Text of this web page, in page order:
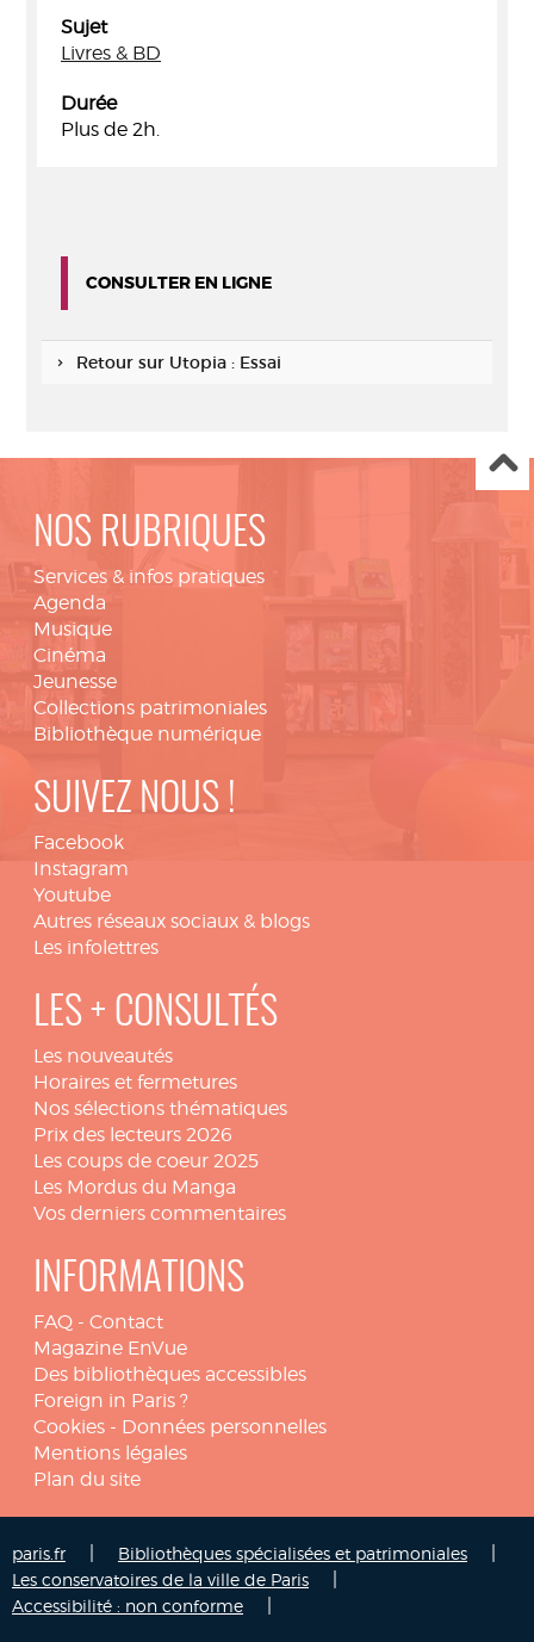
Sujet
Livres & BD
Durée
Plus de 2h.
CONSULTER EN LIGNE
Retour sur Utopia : Essai
NOS RUBRIQUES
Services & infos pratiques
Agenda
Musique
Cinéma
Jeunesse
Collections patrimoniales
Bibliothèque numérique
SUIVEZ NOUS !
Facebook
Instagram
Youtube
Autres réseaux sociaux & blogs
Les infolettres
LES + CONSULTÉS
Les nouveautés
Horaires et fermetures
Nos sélections thématiques
Prix des lecteurs 2026
Les coups de coeur 2025
Les Mordus du Manga
Vos derniers commentaires
INFORMATIONS
FAQ - Contact
Magazine EnVue
Des bibliothèques accessibles
Foreign in Paris ?
Cookies - Données personnelles
Mentions légales
Plan du site
paris.fr Bibliothèques spécialisées et patrimoniales
Les conservatoires de la ville de Paris
Accessibilité : non conforme